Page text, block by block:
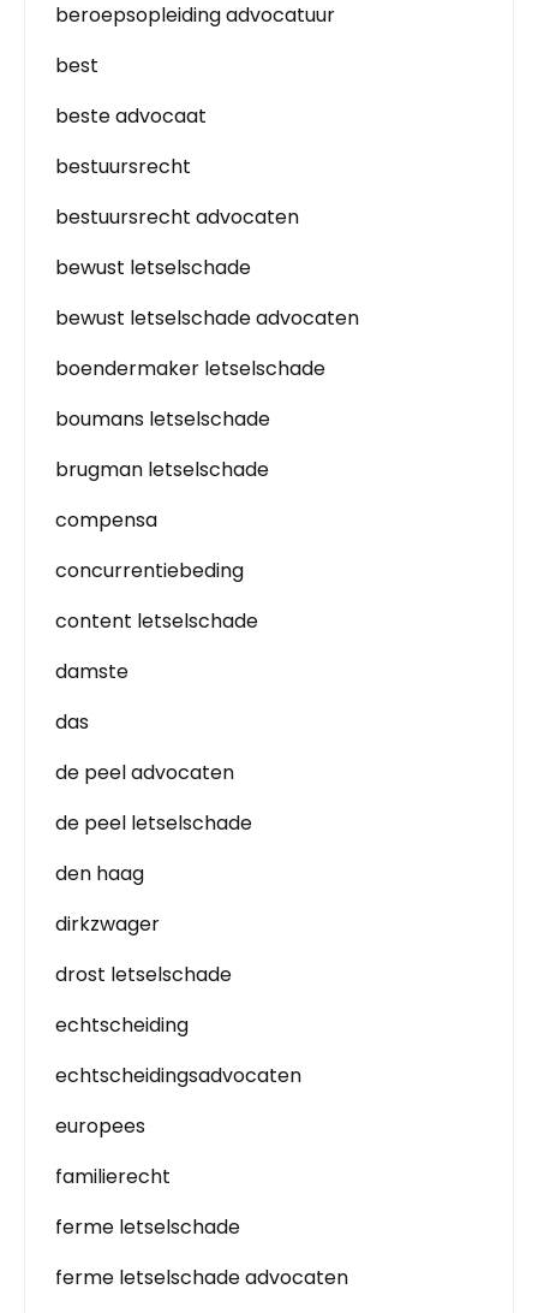
beroepsopleiding advocatuur
best
beste advocaat
bestuursrecht
bestuursrecht advocaten
bewust letselschade
bewust letselschade advocaten
boendermaker letselschade
boumans letselschade
brugman letselschade
compensa
concurrentiebeding
content letselschade
damste
das
de peel advocaten
de peel letselschade
den haag
dirkzwager
drost letselschade
echtscheiding
echtscheidingsadvocaten
europees
familierecht
ferme letselschade
ferme letselschade advocaten